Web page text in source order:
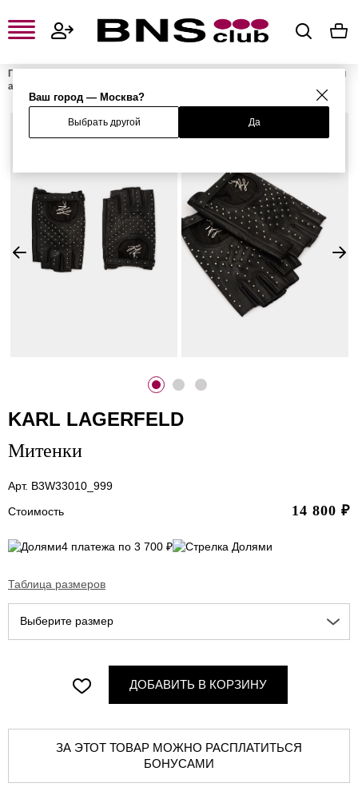
Ваш город — Москва?
Выбрать другой Да
Главная
Женские сумки и
аксессуары
KARL LAGERFELD
Митенки
Арт. B3W33010_999
Стоимость
14 800 ₽
4 платежа по 3 700 ₽
Таблица размеров
Выберите размер
ДОБАВИТЬ В КОРЗИНУ
ЗА ЭТОТ ТОВАР МОЖНО РАСПЛАТИТЬСЯ
БОНУСАМИ